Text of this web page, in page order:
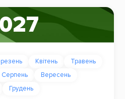
Квітень
Травень
Серпень
Вересень
Грудень